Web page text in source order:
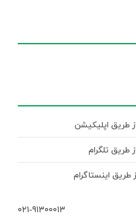
طریق اپلیکیشن
طریق تلگرام
اینستاگرام
۰۲۱-۹۱۳۰۰۰۱۳